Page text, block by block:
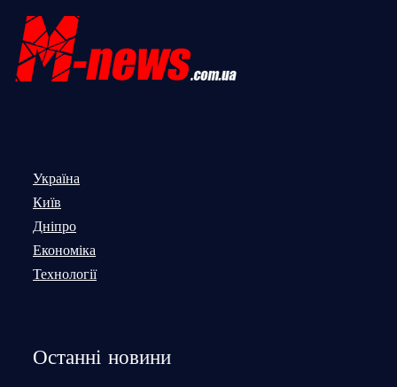
Україна
Київ
Дніпро
Економіка
Технології
Останні новини